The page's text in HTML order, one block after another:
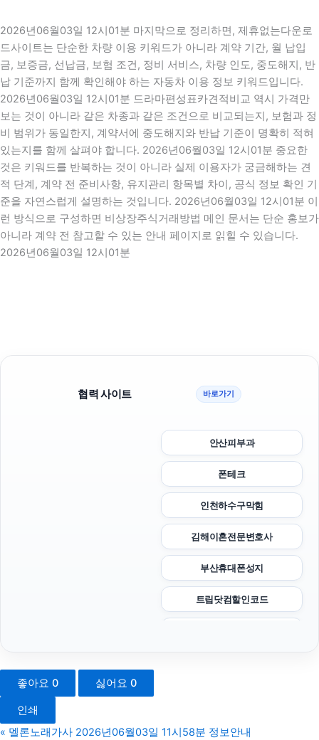
2026년06월03일 12시01분 마지막으로 정리하면, 제휴없는다운로
드사이트는 단순한 차량 이용 키워드가 아니라 계약 기간, 월 납입
금, 보증금, 선납금, 보험 조건, 정비 서비스, 차량 인도, 중도해지, 반
납 기준까지 함께 확인해야 하는 자동차 이용 정보 키워드입니다.
2026년06월03일 12시01분 드라마편성표카견적비교 역시 가격만
보는 것이 아니라 같은 차종과 같은 조건으로 비교되는지, 보험과 정
비 범위가 동일한지, 계약서에 중도해지와 반납 기준이 명확히 적혀
있는지를 함께 살펴야 합니다. 2026년06월03일 12시01분 중요한
것은 키워드를 반복하는 것이 아니라 실제 이용자가 궁금해하는 견
적 단계, 계약 전 준비사항, 유지관리 항목별 차이, 공식 정보 확인 기
준을 자연스럽게 설명하는 것입니다. 2026년06월03일 12시01분 이
런 방식으로 구성하면 비상장주식거래방법 메인 문서는 단순 홍보가
아니라 계약 전 참고할 수 있는 안내 페이지로 읽힐 수 있습니다.
2026년06월03일 12시01분
협력 사이트 바로가기
안산피부과
폰테크
인천하수구막힘
김해이혼전문변호사
부산휴대폰성지
트립닷컴할인코드
좋아요 0 싫어요 0
인쇄
« 멜론노래가사 2026년06월03일 11시58분 정보안내